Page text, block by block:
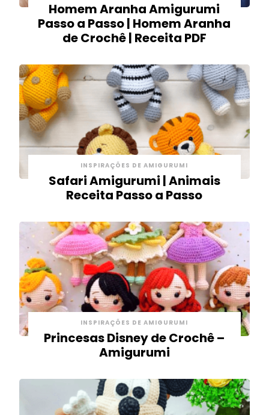
Homem Aranha Amigurumi
Passo a Passo | Homem Aranha
de Crochê | Receita PDF
INSPIRAÇÕES DE AMIGURUMI
Safari Amigurumi | Animais
Receita Passo a Passo
INSPIRAÇÕES DE AMIGURUMI
Princesas Disney de Crochê –
Amigurumi